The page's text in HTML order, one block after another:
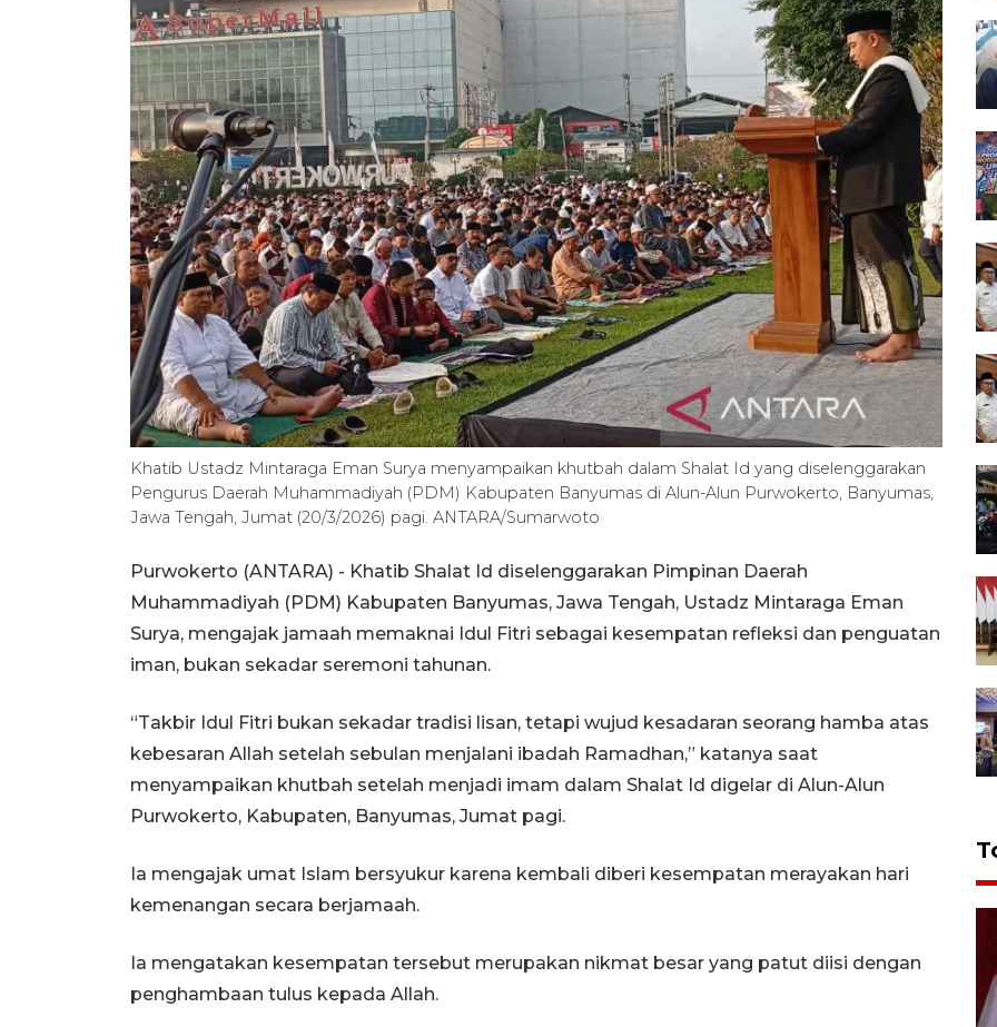
Khatib Ustadz Mintaraga Eman Surya menyampaikan khutbah dalam Shalat Id yang diselenggarakan
Pengurus Daerah Muhammadiyah (PDM) Kabupaten Banyumas di Alun-Alun Purwokerto, Banyumas,
Jawa Tengah, Jumat (20/3/2026) pagi. ANTARA/Sumarwoto
Purwokerto (ANTARA) - Khatib Shalat Id diselenggarakan Pimpinan Daerah
Muhammadiyah (PDM) Kabupaten Banyumas, Jawa Tengah, Ustadz Mintaraga Eman
Surya, mengajak jamaah memaknai Idul Fitri sebagai kesempatan refleksi dan penguatan
iman, bukan sekadar seremoni tahunan.
“Takbir Idul Fitri bukan sekadar tradisi lisan, tetapi wujud kesadaran seorang hamba atas
kebesaran Allah setelah sebulan menjalani ibadah Ramadhan,” katanya saat
menyampaikan khutbah setelah menjadi imam dalam Shalat Id digelar di Alun-Alun
Purwokerto, Kabupaten, Banyumas, Jumat pagi.
Ia mengajak umat Islam bersyukur karena kembali diberi kesempatan merayakan hari
kemenangan secara berjamaah.
Ia mengatakan kesempatan tersebut merupakan nikmat besar yang patut diisi dengan
penghambaan tulus kepada Allah.